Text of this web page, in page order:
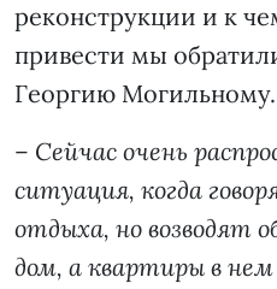
реконструкции и к
привести мы
Георгию Могильному.
– Сейчас очень
ситуация, когда
отдыха, но возводят
дом, а квартиры в